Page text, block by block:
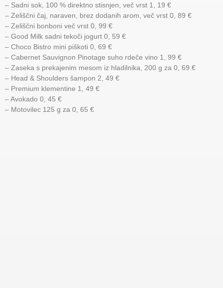
– Sadni sok, 100 % direktno stisnjen, več vrst 1, 19 €
– Zeliščni čaj, naraven, brez dodanih arom, več vrst 0, 89 €
– Zeliščni bonboni več vrst 0, 99 €
– Good Milk sadni tekoči jogurt 0, 59 €
– Choco Bistro mini piškoti 0, 69 €
– Cabernet Sauvignon Pinotage suho rdeče vino 1, 99 €
– Zaseka s prekajenim mesom iz hladilnika, 200 g za 0, 69 €
– Head & Shoulders šampon 2, 49 €
– Premium klementine 1, 49 €
– Avokado 0, 45 €
– Motovilec 125 g za 0, 65 €